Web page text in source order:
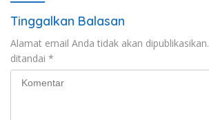
Tinggalkan Balasan
Alamat email Anda tidak akan dipublikasikan.
ditandai *